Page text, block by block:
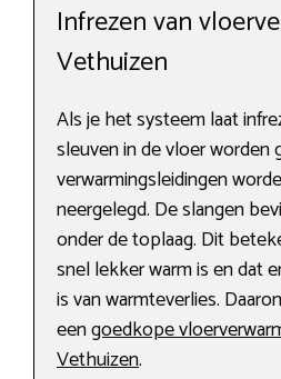
Infrezen van
Vethuizen
Als je het systeem laat
sleuven in de vloer worden
verwarmingsleidingen
neergelegd. De slangen
onder de toplaag. Dit
snel lekker warm is en dat
is van warmteverlies.
eengoedkope
Vethuizen.